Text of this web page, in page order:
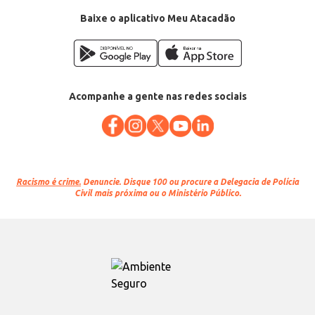
Baixe o aplicativo Meu Atacadão
Acompanhe a gente nas redes sociais
Racismo é crime. Denuncie. Disque 100 ou procure a Delegacia de Polícia
Civil mais próxima ou o Ministério Público.